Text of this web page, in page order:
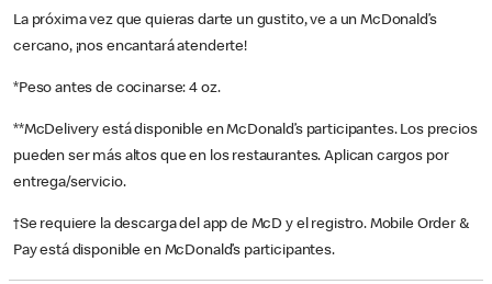
La próxima vez que quieras darte un gustito, ve a un McDonald’s
cercano, ¡nos encantará atenderte!
*Peso antes de cocinarse: 4 oz.
**McDelivery está disponible en McDonald’s participantes. Los precios
pueden ser más altos que en los restaurantes. Aplican cargos por
entrega/servicio.
†Se requiere la descarga del app de McD y el registro. Mobile Order &
Pay está disponible en McDonald’s participantes.